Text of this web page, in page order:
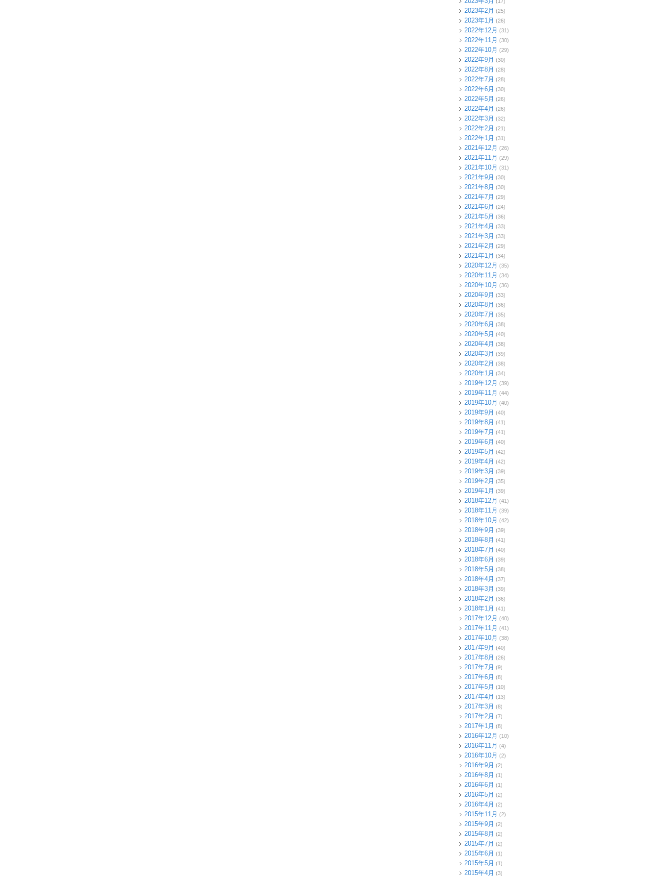
2023年2月 (25)
2023年1月 (26)
2022年12月 (31)
2022年11月 (30)
2022年10月 (29)
2022年9月 (30)
2022年8月 (28)
2022年7月 (28)
2022年6月 (30)
2022年5月 (26)
2022年4月 (26)
2022年3月 (32)
2022年2月 (21)
2022年1月 (31)
2021年12月 (26)
2021年11月 (29)
2021年10月 (31)
2021年9月 (30)
2021年8月 (30)
2021年7月 (29)
2021年6月 (24)
2021年5月 (36)
2021年4月 (33)
2021年3月 (33)
2021年2月 (29)
2021年1月 (34)
2020年12月 (35)
2020年11月 (34)
2020年10月 (36)
2020年9月 (33)
2020年8月 (36)
2020年7月 (35)
2020年6月 (38)
2020年5月 (40)
2020年4月 (38)
2020年3月 (39)
2020年2月 (38)
2020年1月 (34)
2019年12月 (39)
2019年11月 (44)
2019年10月 (40)
2019年9月 (40)
2019年8月 (41)
2019年7月 (41)
2019年6月 (40)
2019年5月 (42)
2019年4月 (42)
2019年3月 (39)
2019年2月 (35)
2019年1月 (39)
2018年12月 (41)
2018年11月 (39)
2018年10月 (42)
2018年9月 (39)
2018年8月 (41)
2018年7月 (40)
2018年6月 (39)
2018年5月 (38)
2018年4月 (37)
2018年3月 (39)
2018年2月 (36)
2018年1月 (41)
2017年12月 (40)
2017年11月 (41)
2017年10月 (38)
2017年9月 (40)
2017年8月 (26)
2017年7月 (9)
2017年6月 (8)
2017年5月 (10)
2017年4月 (13)
2017年3月 (8)
2017年2月 (7)
2017年1月 (8)
2016年12月 (10)
2016年11月 (4)
2016年10月 (2)
2016年9月 (2)
2016年8月 (1)
2016年6月 (1)
2016年5月 (2)
2016年4月 (2)
2015年11月 (2)
2015年9月 (2)
2015年8月 (2)
2015年7月 (2)
2015年6月 (1)
2015年5月 (1)
2015年4月 (3)